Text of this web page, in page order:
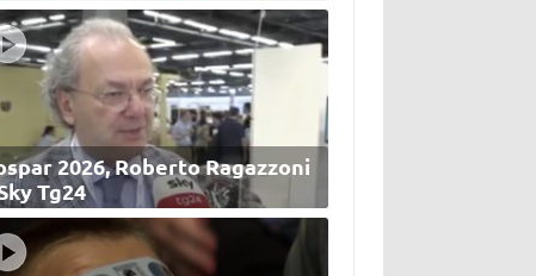
2026, Roberto Ragazzoni
Tg24